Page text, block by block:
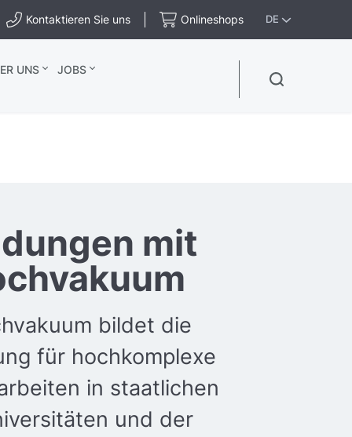
Kontaktieren Sie uns Onlineshops DE
UNS JOBS
mit
bildet die
für hochkomplexe
in staatlichen
und der